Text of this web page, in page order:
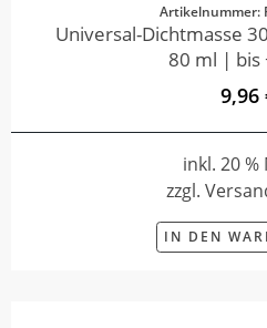
Artikelnummer:
Universal-Dichtmasse
80 ml | bis
9,96
inkl. 20 %
zzgl.
IN DEN